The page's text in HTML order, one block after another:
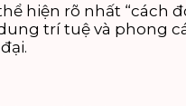
hiện rõ nhất “cách
trí tuệ và phong